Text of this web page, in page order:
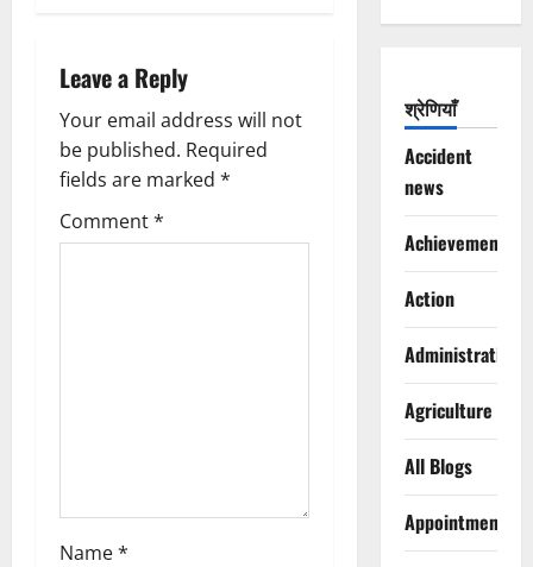
i
g
a
t
i
Leave a Reply
Your email address will not
be published. Required
fields are marked *
Comment*
Name*
श्रेणियाँ
Accident
news
Achievements
Action
Administration
Agriculture
All Blogs
Appointments